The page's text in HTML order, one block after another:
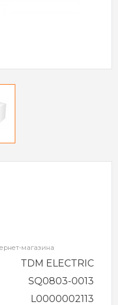
магазина
TDM ELECTRIC
SQ0803-0013
L0000002113